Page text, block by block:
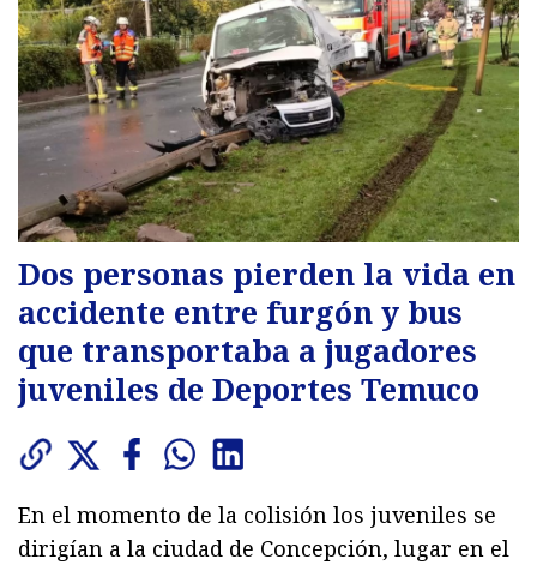
Dos personas pierden la vida en
accidente entre furgón y bus
que transportaba a jugadores
juveniles de Deportes Temuco
En el momento de la colisión los juveniles se
dirigían a la ciudad de Concepción, lugar en el